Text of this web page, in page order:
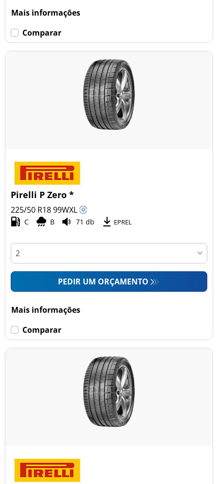
Mais informações
Comparar
Pirelli P Zero *
225/50 R1899WXL
C B 71 db EPREL
PEDIR UM ORÇAMENTO
Mais informações
Comparar